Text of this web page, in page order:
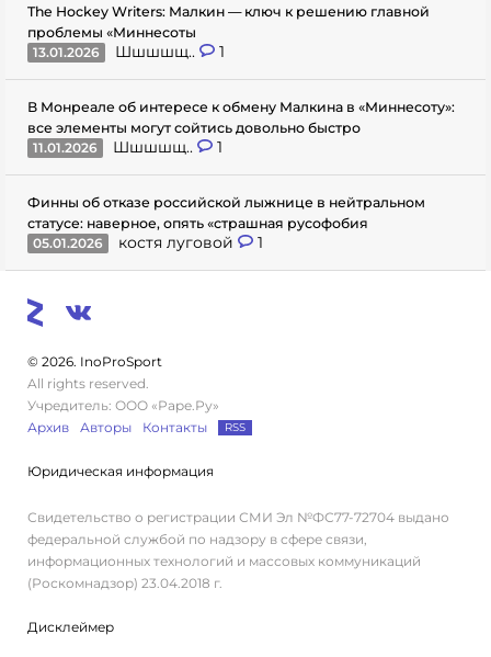
The Hockey Writers: Малкин — ключ к решению главной
проблемы «Миннесоты
13.01.2026
Шшшшщ.. 1
В Монреале об интересе к обмену Малкина в «Миннесоту»:
все элементы могут сойтись довольно быстро
11.01.2026
Шшшшщ.. 1
Финны об отказе российской лыжнице в нейтральном
статусе: наверное, опять «страшная русофобия
05.01.2026
костя луговой 1
© 2026. InoProSport
All rights reserved.
Учредитель: ООО «Раре.Ру»
Архив
Авторы Контакты RSS
Юридическая информация
Свидетельство о регистрации СМИ Эл №ФС77-72704 выдано
федеральной службой по надзору в сфере связи,
информационных технологий и массовых коммуникаций
(Роскомнадзор) 23.04.2018 г.
Дисклеймер